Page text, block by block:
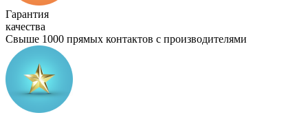
Гарантия
качества
Свыше 1000 прямых контактов с производителями